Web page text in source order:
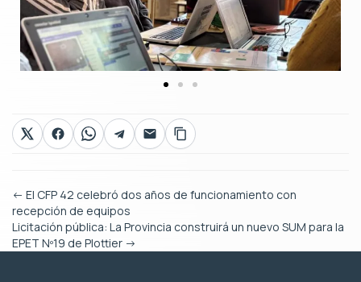
← El CFP 42 celebró dos años de funcionamiento con
recepción de equipos
Licitación pública: La Provincia construirá un nuevo SUM para la
EPET Nº19 de Plottier →